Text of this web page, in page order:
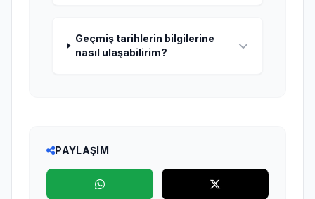
Geçmiş tarihlerin bilgilerine
nasıl ulaşabilirim?
PAYLAŞIM